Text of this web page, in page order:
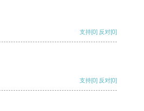
支持[0] 反对[0]
支持[0] 反对[0]